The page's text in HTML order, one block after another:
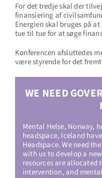
For det tredje skal der
finansiering af
Energien skal bruges på
tue til tue for at søge
Konferencen afsluttedes
være styrende for det
WE NEED
Mental Helse, Norway,
headspace, Iceland
Headspace. We need
with us to develop a
resources are allocated
intervention, and